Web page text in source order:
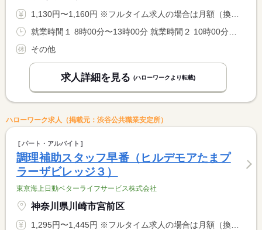
1,130円〜1,160円 ※フルタイム求人の場合は月額（換算額）、パート求人の場合は時間額を表示しています。
その他
求人詳細を見る (ハローワークより転載)
ハローワーク求人（掲載元：渋谷公共職業安定所）
パート・アルバイト
調理補助スタッフ早番（ヒルデモアたまプ
ラーザビレッジ３）
東京海上日動ベターライフサービス株式会社
神奈川県川崎市宮前区
1,295円〜1,445円 ※フルタイム求人の場合は月額（換算額）、パート求人の場合は時間額を表示しています。